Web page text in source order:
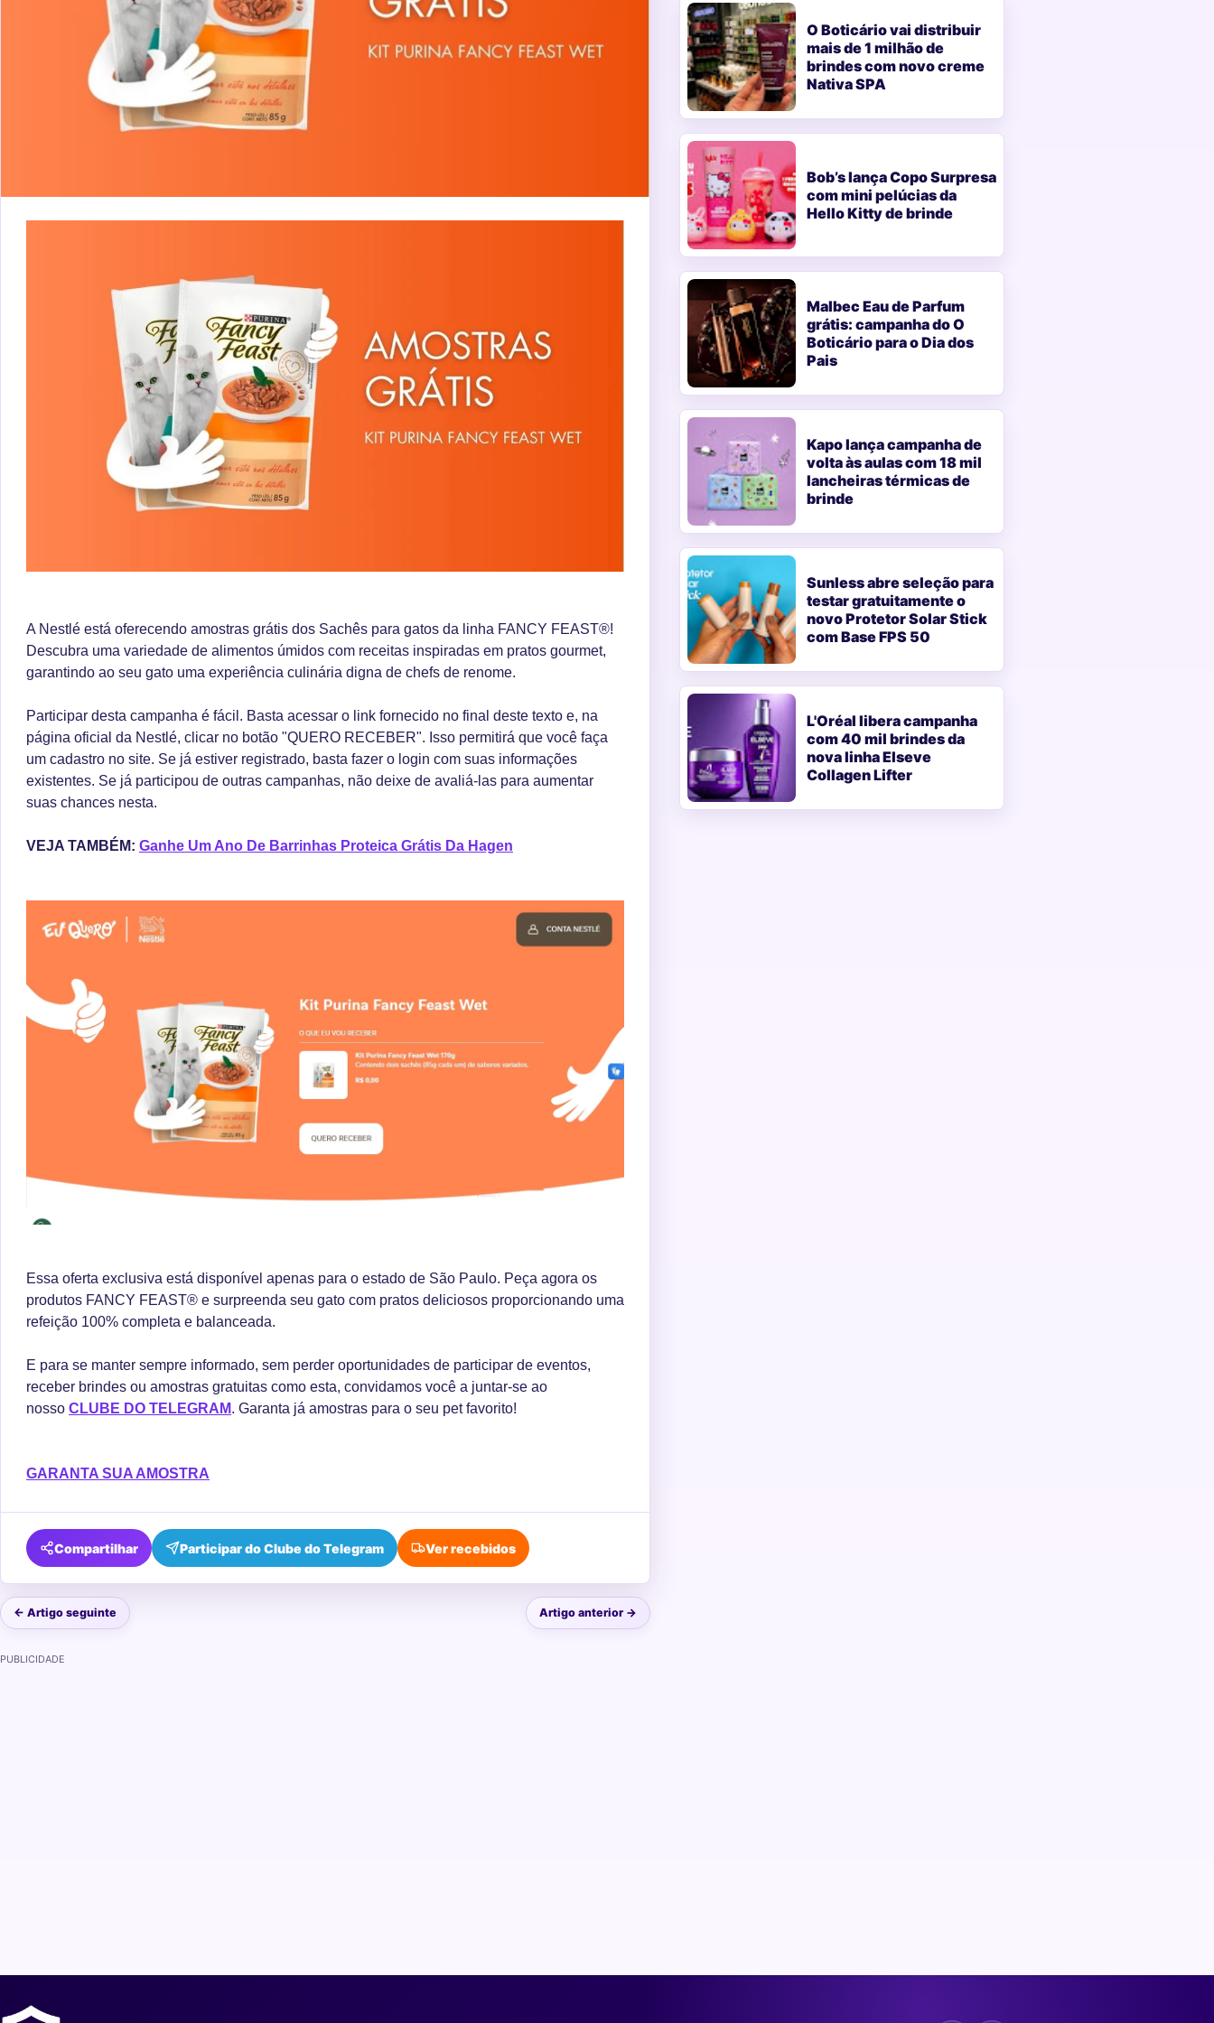
A Nestlé está oferecendo amostras grátis dos Sachês para gatos da linha FANCY FEAST®!
Descubra uma variedade de alimentos úmidos com receitas inspiradas em pratos gourmet,
garantindo ao seu gato uma experiência culinária digna de chefs de renome.
Participar desta campanha é fácil. Basta acessar o link fornecido no final deste texto e, na
página oficial da Nestlé, clicar no botão "QUERO RECEBER". Isso permitirá que você faça
um cadastro no site. Se já estiver registrado, basta fazer o login com suas informações
existentes. Se já participou de outras campanhas, não deixe de avaliá-las para aumentar
suas chances nesta.
VEJA TAMBÉM: Ganhe Um Ano De Barrinhas Proteica Grátis Da Hagen
Essa oferta exclusiva está disponível apenas para o estado de São Paulo. Peça agora os
produtos FANCY FEAST® e surpreenda seu gato com pratos deliciosos proporcionando uma
refeição 100% completa e balanceada.
E para se manter sempre informado, sem perder oportunidades de participar de eventos,
receber brindes ou amostras gratuitas como esta, convidamos você a juntar-se ao
nosso CLUBE DO TELEGRAM. Garanta já amostras para o seu pet favorito!
GARANTA SUA AMOSTRA
Compartilhar Participar do Clube do Telegram Ver recebidos
← Artigo seguinte Artigo anterior →
O Boticário vai distribuir
mais de 1 milhão de
brindes com novo creme
Nativa SPA
Bob’s lança Copo Surpresa
com mini pelúcias da
Hello Kitty de brinde
Malbec Eau de Parfum
grátis: campanha do O
Boticário para o Dia dos
Pais
Kapo lança campanha de
volta às aulas com 18 mil
lancheiras térmicas de
brinde
Sunless abre seleção para
testar gratuitamente o
novo Protetor Solar Stick
com Base FPS 50
L'Oréal libera campanha
com 40 mil brindes da
nova linha Elseve
Collagen Lifter
PUBLICIDADE